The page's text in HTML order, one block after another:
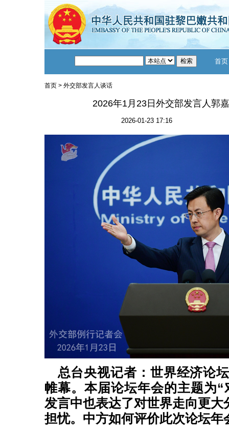
首页
首页> 外交部发言人谈话
2026年1月23日外交部发言人郭
2026-01-23 17:16
总台央视记者：世界经济论
帷幕。本届论坛年会的主题为
发言中也表达了对世界走向更大
担忧。中方如何评价此次论坛年